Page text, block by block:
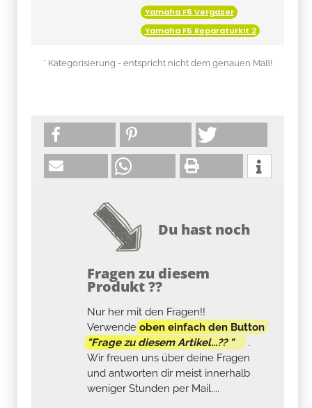
Yamaha F6 Vergaser
Yamaha F6 Reparaturkit 2
* Kategorisierung - entspricht nicht dem genauen Maß!
Du hast noch
Fragen zu diesem
Produkt ??
Nur her mit den Fragen!!
Verwendeoben einfach den Button
"Frage zu diesem Artikel...?? "
.
Wir freuen uns über deine Fragen
und antworten dir meist innerhalb
weniger Stunden per Mail....